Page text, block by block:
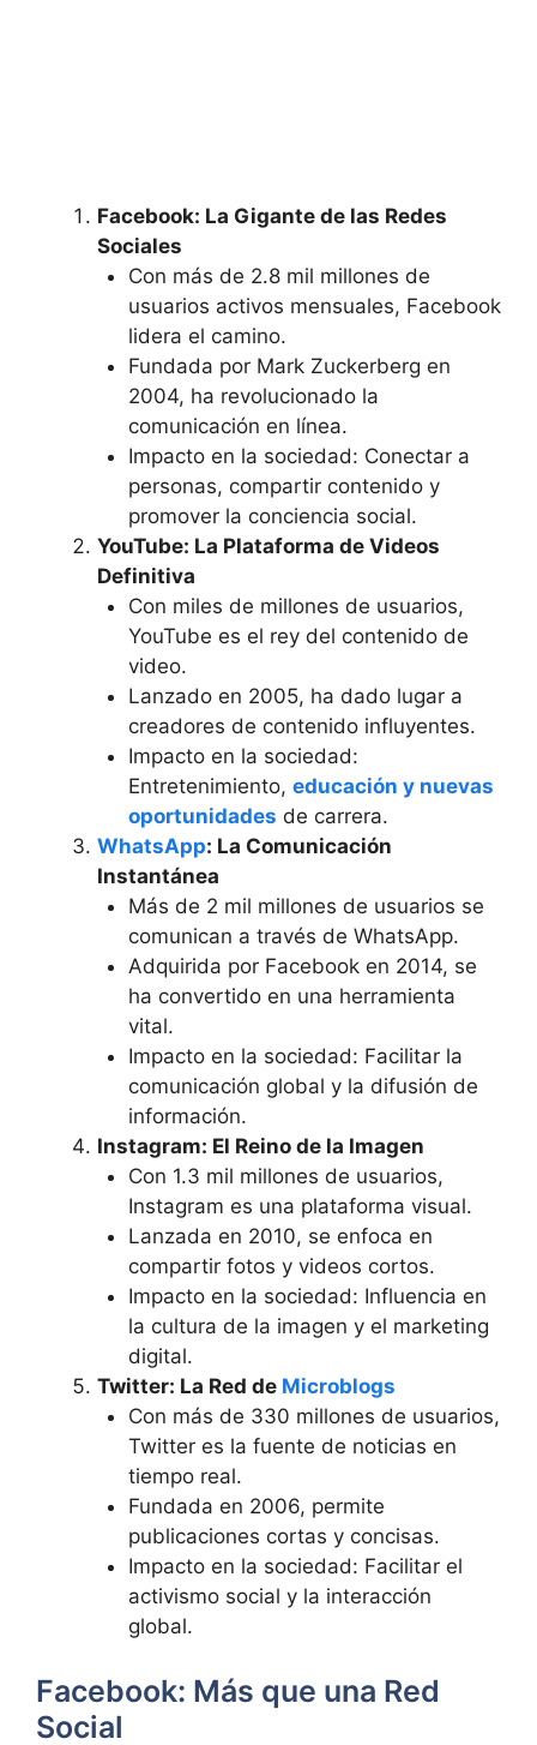
Facebook: La Gigante de las Redes
Sociales
Con más de 2.8 mil millones de
usuarios activos mensuales, Facebook
lidera el camino.
Fundada por Mark Zuckerberg en
2004, ha revolucionado la
comunicación en línea.
Impacto en la sociedad: Conectar a
personas, compartir contenido y
promover la conciencia social.
YouTube: La Plataforma de Videos
Definitiva
Con miles de millones de usuarios,
YouTube es el rey del contenido de
video.
Lanzado en 2005, ha dado lugar a
creadores de contenido influyentes.
Impacto en la sociedad:
Entretenimiento, educación y nuevas
oportunidades de carrera.
WhatsApp: La Comunicación
Instantánea
Más de 2 mil millones de usuarios se
comunican a través de WhatsApp.
Adquirida por Facebook en 2014, se
ha convertido en una herramienta
vital.
Impacto en la sociedad: Facilitar la
comunicación global y la difusión de
información.
Instagram: El Reino de la Imagen
Con 1.3 mil millones de usuarios,
Instagram es una plataforma visual.
Lanzada en 2010, se enfoca en
compartir fotos y videos cortos.
Impacto en la sociedad: Influencia en
la cultura de la imagen y el marketing
digital.
Twitter: La Red de Microblogs
Con más de 330 millones de usuarios,
Twitter es la fuente de noticias en
tiempo real.
Fundada en 2006, permite
publicaciones cortas y concisas.
Impacto en la sociedad: Facilitar el
activismo social y la interacción
global.
Facebook: Más que una Red
Social